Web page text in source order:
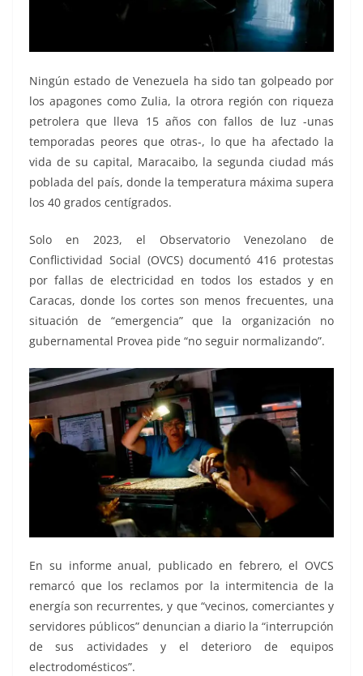
Ningún estado de Venezuela ha sido tan golpeado por
los apagones como Zulia, la otrora región con riqueza
petrolera que lleva 15 años con fallos de luz -unas
temporadas peores que otras-, lo que ha afectado la
vida de su capital, Maracaibo, la segunda ciudad más
poblada del país, donde la temperatura máxima supera
los 40 grados centígrados.
Solo en 2023, el Observatorio Venezolano de
Conflictividad Social (OVCS) documentó 416 protestas
por fallas de electricidad en todos los estados y en
Caracas, donde los cortes son menos frecuentes, una
situación de “emergencia” que la organización no
gubernamental Provea pide “no seguir normalizando”.
En su informe anual, publicado en febrero, el OVCS
remarcó que los reclamos por la intermitencia de la
energía son recurrentes, y que “vecinos, comerciantes y
servidores públicos” denuncian a diario la “interrupción
de sus actividades y el deterioro de equipos
electrodomésticos”.